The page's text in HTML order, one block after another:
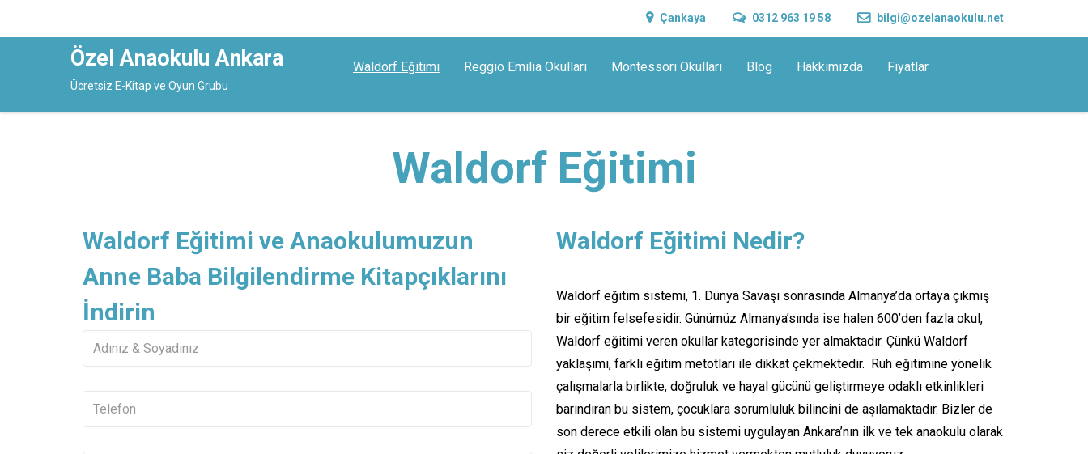
Çankaya 0312 963 19 58 bilgi@ozelanaokulu.net
Özel Anaokulu Ankara
Ücretsiz E-Kitap ve Oyun Grubu
Waldorf Eğitimi Reggio Emilia Okulları Montessori Okulları Blog Hakkımızda Fiyatlar
Waldorf Eğitimi
Waldorf Eğitimi ve Anaokulumuzun
Anne Baba Bilgilendirme Kitapçıklarını
İndirin
Waldorf Eğitimi Nedir?
Waldorf eğitim sistemi, 1. Dünya Savaşı sonrasında Almanya’da ortaya çıkmış
bir eğitim felsefesidir. Günümüz Almanya’sında ise halen 600’den fazla okul,
Waldorf eğitimi veren okullar kategorisinde yer almaktadır. Çünkü Waldorf
yaklaşımı, farklı eğitim metotları ile dikkat çekmektedir. Ruh eğitimine yönelik
çalışmalarla birlikte, doğruluk ve hayal gücünü geliştirmeye odaklı etkinlikleri
barındıran bu sistem, çocuklara sorumluluk bilincini de aşılamaktadır. Bizler de
son derece etkili olan bu sistemi uygulayan Ankara’nın ilk ve tek anaokulu olarak